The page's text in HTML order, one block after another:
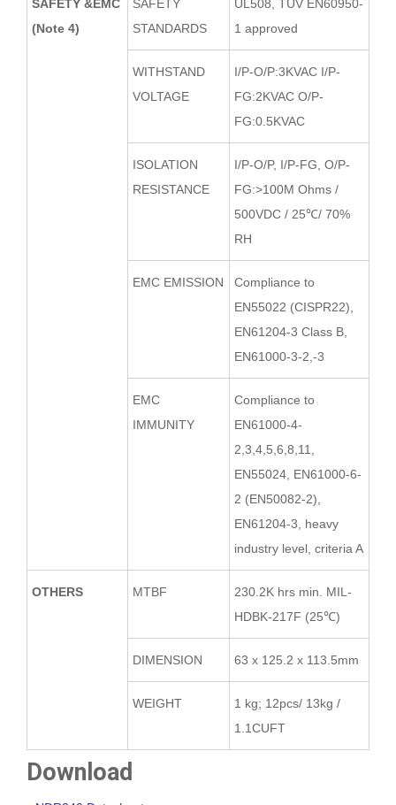
SAFETY &EMC
(Note 4)
SAFETY
STANDARDS
UL508, TUV EN60950-
1 approved
WITHSTAND
VOLTAGE
I/P-O/P:3KVAC I/P-
FG:2KVAC O/P-
FG:0.5KVAC
ISOLATION
RESISTANCE
I/P-O/P, I/P-FG, O/P-
FG:>100M Ohms /
500VDC / 25℃/ 70%
RH
EMC EMISSION
Compliance to
EN55022 (CISPR22),
EN61204-3 Class B,
EN61000-3-2,-3
EMC
IMMUNITY
Compliance to
EN61000-4-
2,3,4,5,6,8,11,
EN55024, EN61000-6-
2 (EN50082-2),
EN61204-3, heavy
industry level, criteria A
OTHERS MTBF
230.2K hrs min. MIL-
HDBK-217F (25℃)
DIMENSION 63 x 125.2 x 113.5mm
WEIGHT
1 kg; 12pcs/ 13kg /
1.1CUFT
Download